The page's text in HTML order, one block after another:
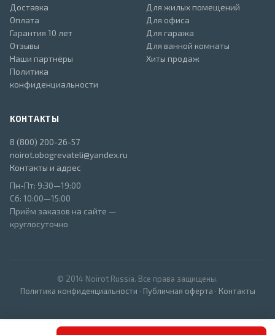
Доставка
Оплата
Гарантия 10 лет
Отзывы
Наши партнёры
Политика
конфиденциальности
Для жилых помещений
Для офиса
Для гаража
Для ванной комнаты
Хиты продаж
КОНТАКТЫ
8 (800) 200-26-57
noirot.obogrevateli@yandex.ru
Контакты и адрес
Пн-Пт: 9:30—19:00
Сб: 10:00—15:00
Приём заказов на сайте —
круглосуточно
© 2014 Noirot Russia. Все права защищены.
Политика конфиденциальности · Публичная оферта · Контакты